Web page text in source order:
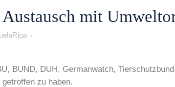
mit
BUND, DUH, Germanwatch,
zu haben.